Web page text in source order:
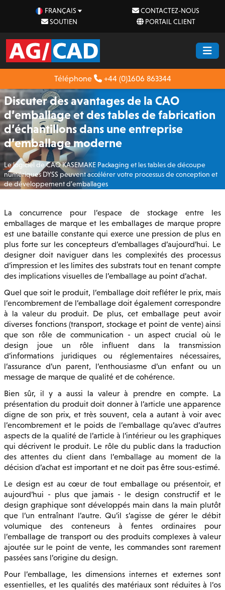
FRANÇAIS
CONTACTEZ-NOUS
SOUTIEN
PORTAIL CLIENT
Téléphone +44 (0)1606 863344
Discuter des avantages de la CAO
d’emballage et des tables de fabrication
d’échantillons dans une entreprise
d’emballage moderne
Le logiciel de CAO KASEMAKE Packaging et les tables de découpe
numériques DYSS peuvent accélérer votre processus de conception et
de développement d’emballages
La concurrence pour l’espace de stockage entre les
emballages de marque et les emballages de marque propre
est une bataille constante qui exerce une pression de plus en
plus forte sur les concepteurs d’emballages d’aujourd’hui. Le
designer doit naviguer dans les complexités des processus
d’impression et les limites des substrats tout en tenant compte
des implications visuelles de l’emballage au point d’achat.
Quel que soit le produit, l’emballage doit refléter le prix, mais
l’encombrement de l’emballage doit également correspondre
à la valeur du produit. De plus, cet emballage peut avoir
diverses fonctions (transport, stockage et point de vente) ainsi
que son rôle de communication - un aspect crucial où le
design joue un rôle influent dans la transmission
d’informations juridiques ou réglementaires nécessaires,
l’assurance d’un parent, l’enthousiasme d’un enfant ou un
message de marque de qualité et de cohérence.
Bien sûr, il y a aussi la valeur à prendre en compte. La
présentation du produit doit donner à l’article une apparence
digne de son prix, et très souvent, cela a autant à voir avec
l’encombrement et le poids de l’emballage qu’avec d’autres
aspects de la qualité de l’article à l’intérieur ou les graphiques
qui décrivent le produit. Le rôle du public dans la traduction
des attentes du client dans l’emballage au moment de la
décision d’achat est important et ne doit pas être sous-estimé.
Le design est au cœur de tout emballage ou présentoir, et
aujourd’hui - plus que jamais - le design constructif et le
design graphique sont développés main dans la main plutôt
que l’un entraînant l’autre. Qu’il s’agisse de gérer le débit
volumique des conteneurs à fentes ordinaires pour
l’emballage de transport ou des produits complexes à valeur
ajoutée sur le point de vente, les commandes sont rarement
passées sans l’origine du design.
Pour l’emballage, les dimensions internes et externes sont
essentielles, et les qualités des matériaux sont réduites à l’os